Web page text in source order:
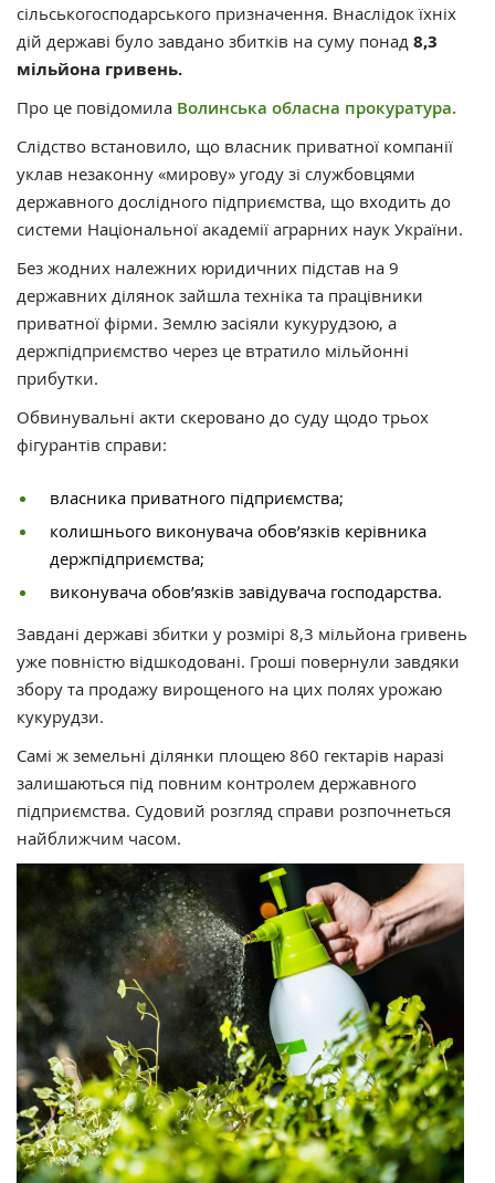
сільськогосподарського призначення. Внаслідок їхніх
дій державі було завдано збитків на суму понад 8,3
мільйона гривень.
Про це повідомила Волинська обласна прокуратура.
Слідство встановило, що власник приватної компанії
уклав незаконну «мирову» угоду зі службовцями
державного дослідного підприємства, що входить до
системи Національної академії аграрних наук України.
Без жодних належних юридичних підстав на 9
державних ділянок зайшла техніка та працівники
приватної фірми. Землю засіяли кукурудзою, а
держпідприємство через це втратило мільйонні
прибутки.
Обвинувальні акти скеровано до суду щодо трьох
фігурантів справи:
власника приватного підприємства;
колишнього виконувача обов’язків керівника
держпідприємства;
виконувача обов’язків завідувача господарства.
Завдані державі збитки у розмірі 8,3 мільйона гривень
уже повністю відшкодовані. Гроші повернули завдяки
збору та продажу вирощеного на цих полях урожаю
кукурудзи.
Самі ж земельні ділянки площею 860 гектарів наразі
залишаються під повним контролем державного
підприємства. Судовий розгляд справи розпочнеться
найближчим часом.